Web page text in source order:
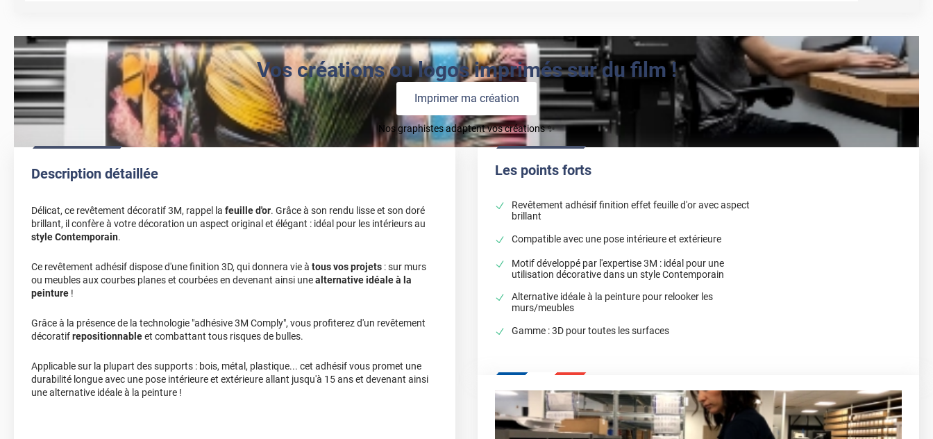
Vos créations ou logos imprimés sur du film !
Imprimer ma création
Nos graphistes adaptent vos créations ✨
Description détaillée
Délicat, ce revêtement décoratif 3M, rappel la feuille d'or. Grâce à son rendu lisse et son doré
brillant, il confère à votre décoration un aspect original et élégant : idéal pour les intérieurs au
style Contemporain.
Ce revêtement adhésif dispose d'une finition 3D, qui donnera vie à tous vos projets : sur murs
ou meubles aux courbes planes et courbées en devenant ainsi unealternative idéale à la
peinture !
Grâce à la présence de la technologie "adhésive 3M Comply", vous profiterez d'un revêtement
décoratifrepositionnableet combattant tous risques de bulles.
Applicable sur la plupart des supports : bois, métal, plastique... cet adhésif vous promet une
durabilité longue avec une pose intérieure et extérieure allant jusqu'à 15 ans et devenant ainsi
une alternative idéale à la peinture !
Les points forts
Revêtement adhésif finition effet feuille d'or avec aspect
brillant
Compatible avec une pose intérieure et extérieure
Motif développé par l'expertise 3M : idéal pour une
utilisation décorative dans un style Contemporain
Alternative idéale à la peinture pour relooker les
murs/meubles
Gamme : 3D pour toutes les surfaces